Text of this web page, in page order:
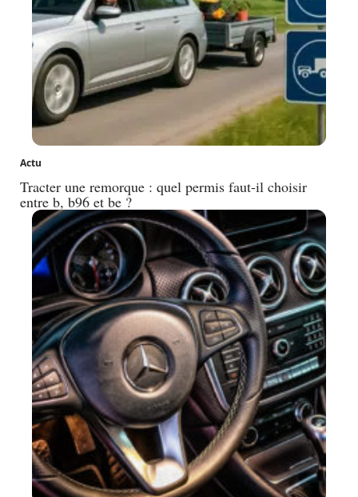
Actu
Tracter une remorque : quel permis faut-il choisir
entre b, b96 et be ?